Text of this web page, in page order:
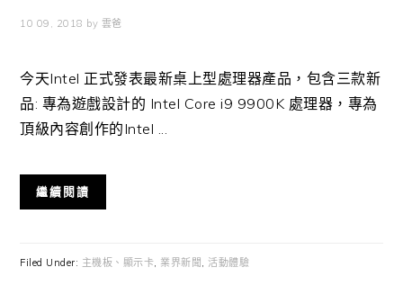
10 09, 2018 by 雲爸
今天Intel 正式發表最新桌上型處理器產品，包含三款新
品: 專為遊戲設計的 Intel Core i9 9900K 處理器，專為
頂級內容創作的Intel ...
繼續閱讀
Filed Under: 主機板、顯示卡 業界新聞 ,活動體驗